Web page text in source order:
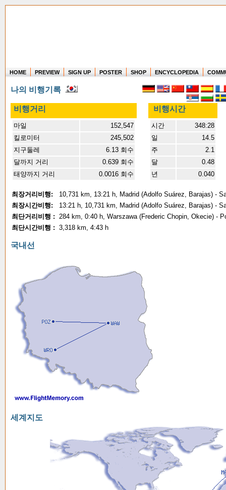
Where in the world have you flown?
How long have you been in the air?
Create your own FlightMemory and see!
HOME PREVIEW SIGN UP POSTER SHOP ENCYCLOPEDIA
나의 비행기록
비행거리 비행시간
마일
152,547
킬로미터
245,502
지구둘레
6.13 회수
달까지 거리
0.639 회수
태양까지 거리
0.0016 회수
시간
348:28
일
14.5
주
2.1
달
0.48
년
0.040
최장거리비행:
10,731 km, 13:21 h, Madrid (Adolfo Suárez, Barajas) -
최장시간비행:
13:21 h, 10,731 km, Madrid (Adolfo Suárez, Barajas) -
최단거리비행 : 284 km, 0:40 h, Warszawa (Frederic Chopin, Okecie) -
최단시간비행 : 3,318 km, 4:43 h
국내선
세계지도